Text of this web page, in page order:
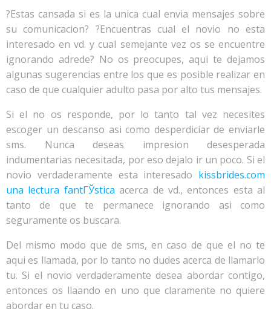
?Estas cansada si es la unica cual envia mensajes sobre
su comunicacion? ?Encuentras cual el novio no esta
interesado en vd. y cual semejante vez os se encuentre
ignorando adrede? No os preocupes, aqui te dejamos
algunas sugerencias entre los que es posible realizar en
caso de que cualquier adulto pasa por alto tus mensajes.
Si el no os responde, por lo tanto tal vez necesites
escoger un descanso asi­ como desperdiciar de enviarle
sms. Nunca deseas impresion desesperada
indumentarias necesitada, por eso dejalo ir un poco. Si el
novio verdaderamente esta interesado kissbrides.com
una lectura fantГЎstica acerca de vd., entonces esta al
tanto de que te permanece ignorando asi­ como
seguramente os buscara.
Del mismo modo que de sms, en caso de que el no te
aqui­ es llamada, por lo tanto no dudes acerca de llamarlo
tu. Si el novio verdaderamente desea abordar contigo,
entonces os llaando en uno que claramente no quiere
abordar en tu caso.